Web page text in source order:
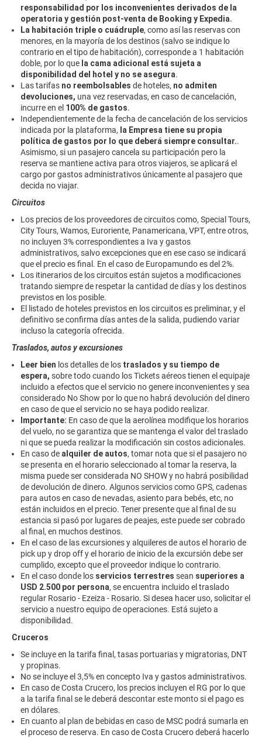
responsabilidad por los inconvenientes derivados de la
operatoria y gestión post-venta de Booking y Expedia.
La habitación triple o cuádruple, como así las reservas con
menores, en la mayoría de los destinos (salvo se indique lo
contrario en el tipo de habitación), corresponde a 1 habitación
doble, por lo que la cama adicional está sujeta a
disponibilidad del hotel y no se asegura.
Las tarifas no reembolsables de hoteles, no admiten
devoluciones, una vez reservadas, en caso de cancelación,
incurre en el 100% de gastos.
Independientemente de la fecha de cancelación de los servicios
indicada por la plataforma, la Empresa tiene su propia
política de gastos por lo que deberá siempre consultar..
Asimismo, si un pasajero cancela su participación pero la
reserva se mantiene activa para otros viajeros, se aplicará el
cargo por gastos administrativos únicamente al pasajero que
decida no viajar.
Circuitos
Los precios de los proveedores de circuitos como, Special Tours,
City Tours, Wamos, Euroriente, Panamericana, VPT, entre otros,
no incluyen 3% correspondientes a Iva y gastos
administrativos, salvo excepciones que en ese caso se indicará
que el precio es final. En el caso de Europamundo es del 2%.
Los itinerarios de los circuitos están sujetos a modificaciones
tratando siempre de respetar la cantidad de días y los destinos
previstos en los posible.
El listado de hoteles previstos en los circuitos es preliminar, y el
definitivo se confirma días antes de la salida, pudiendo variar
incluso la categoría ofrecida.
Traslados, autos y excursiones
Leer bien los detalles de los traslados y su tiempo de
espera, sobre todo cuando los Tickets aéreos tienen el equipaje
incluido a efectos que el servicio no genere inconvenientes y sea
considerado No Show por lo que no habrá devolución del dinero
en caso de que el servicio no se haya podido realizar.
Importante: En caso de que la aerolínea modifique los horarios
del vuelo, no se garantiza que se mantenga el valor del traslado
ni que se pueda realizar la modificación sin costos adicionales.
En caso de alquiler de autos, tomar nota que si el pasajero no
se presenta en el horario seleccionado al tomar la reserva, la
misma puede ser considerada NO SHOW y no habrá posibilidad
de devolución de dinero. Algunos servicios como GPS, cadenas
para autos en caso de nevadas, asiento para bebés, etc, no
están incluidos en el precio. Tener presente que al final de su
estancia si pasó por lugares de peajes, este puede ser cobrado
al final, en muchos destinos.
En el caso de las excursiones y alquileres de autos el horario de
pick up y drop off y el horario de inicio de la excursión debe ser
cumplido, excepto que el proveedor indique lo contrario.
En el caso donde los servicios terrestres sean superiores a
USD 2.500 por persona, se encuentra incluido el traslado
regular Rosario - Ezeiza - Rosario. Si desea hacer uso, solicitar el
servicio a nuestro equipo de operaciones. Está sujeto a
disponibilidad.
Cruceros
Se incluye en la tarifa final, tasas portuarias y migratorias, DNT
y propinas.
No se incluye el 3,5% en concepto Iva y gastos administrativos.
En caso de Costa Crucero, los precios incluyen el RG por lo que
a la tarifa final se le deberá descontar este monto si el pago es
en dólares.
En cuanto al plan de bebidas en caso de MSC podrá sumarla en
el proceso de reserva. En caso de Costa Crucero deberá hacerlo